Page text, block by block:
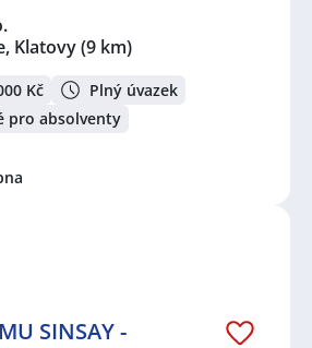
Klatovy(9 km)
Kč
Plný úvazek
pro absolventy
SINSAY -